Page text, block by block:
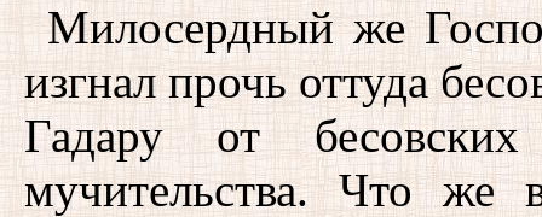
Милосердный же
изгнал прочь оттуда
Гадару от
мучительства. Что же